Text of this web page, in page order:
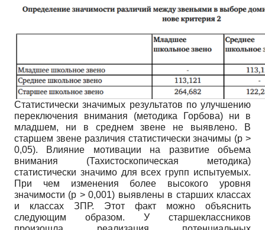
Статистически значимых результатов по улучшению
переключения внимания (методика Горбова) ни в
младшем, ни в среднем звене не выявлено. В
старшем звене различия статистически значимы (р >
0,05). Влияние мотивации на развитие объема
внимания (Тахистоскопическая методика)
статистически значимо для всех групп испытуемых.
При чем изменения более высокого уровня
значимости (р > 0,001) выявлены в старших классах
и классах ЗПР. Этот факт можно объяснить
следующим образом. У старшеклассников